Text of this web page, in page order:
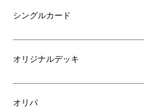
シングルカード
オリジナルデッキ
オリパ